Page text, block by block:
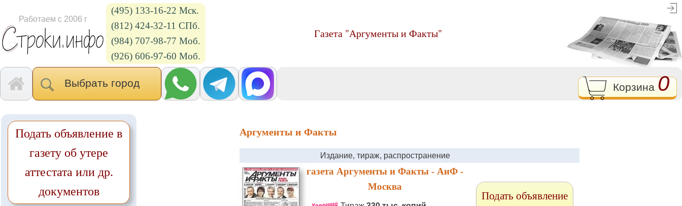
Работаем с 2006 г
(495) 133-16-22 Мск.
(812) 424-32-11 СПб.
(984) 707-98-77 Моб.
(926) 606-97-60 Моб.
Газета "Аргументы и Факты"
Выбрать город Корзина 0
Подать объявление в
газету об утере
аттестата или др.
документов
Аргументы и Факты
Издание, тираж, распространение
газета Аргументы и Факты - АиФ -
Москва
Подать объявление